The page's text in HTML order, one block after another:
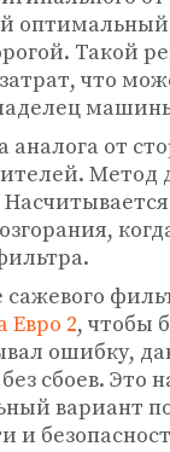
оптимальный
Такой
что
аналога от
сажевого
Евро 2, чтобы
ошибку,
сбоев. Это
вариант
и